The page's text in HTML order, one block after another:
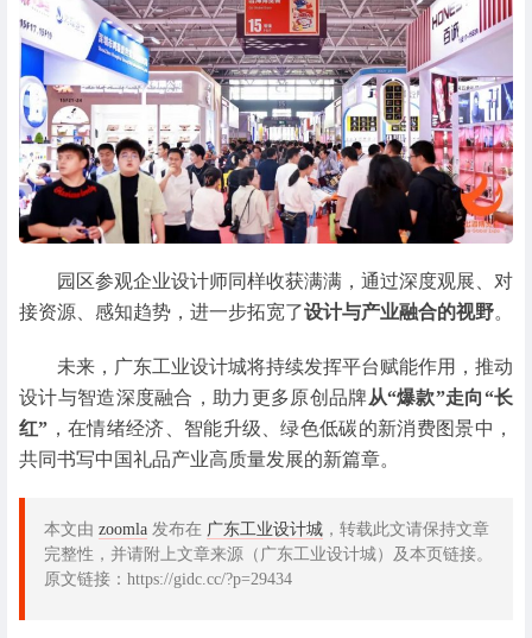
园区参观企业设计师同样收获满满，通过深度观展、对
接资源、感知趋势，进一步拓宽了设计与产业融合的视野。
未来，广东工业设计城将持续发挥平台赋能作用，推动
设计与智造深度融合，助力更多原创品牌从“爆款”走向“长
红” ，在情绪经济、智能升级、绿色低碳的新消费图景中，
共同书写中国礼品产业高质量发展的新篇章。
本文由 zoomla 发布在 广东工业设计城 ，转载此文请保持文章
完整性，并请附上文章来源（广东工业设计城）及本页链接。
原文链接：https://gidc.cc/?p=29434